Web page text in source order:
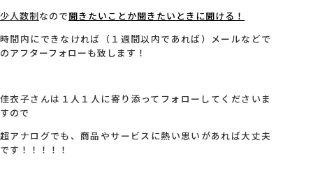
少人数制なので聞きたいことか聞きたいときに聞ける！
時間内にできなければ（１週間以内であれば）メールなどで
のアフターフォローも致します！
佳衣子さんは１人１人に寄り添ってフォローしてくださいま
すので
超アナログでも、商品やサービスに熱い思いがあれば大丈夫
です！！！！！